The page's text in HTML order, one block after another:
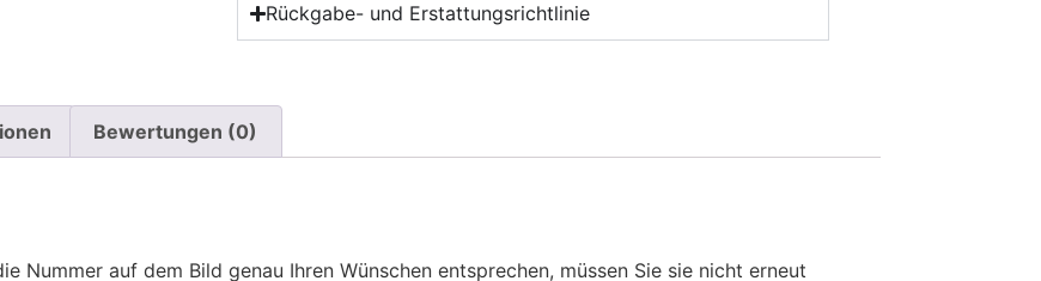
Rückgabe- und Erstattungsrichtlinie
Bewertungen (0)
Nummer auf dem Bild genau Ihren Wünschen entsprechen, müssen Sie sie nicht erneut